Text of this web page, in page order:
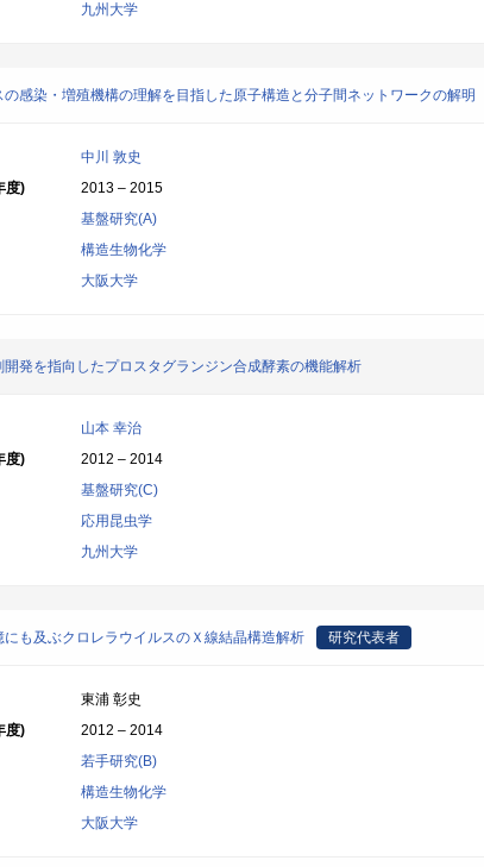
九州大学
の感染・増殖機構の理解を目指した原子構造と分子間ネットワークの解明
中川 敦史
度)
2013 – 2015
基盤研究(A)
構造生物化学
大阪大学
開発を指向したプロスタグランジン合成酵素の機能解析
山本 幸治
度)
2012 – 2014
基盤研究(C)
応用昆虫学
九州大学
にも及ぶクロレラウイルスのＸ線結晶構造解析 研究代表者
東浦 彰史
度)
2012 – 2014
若手研究(B)
構造生物化学
大阪大学